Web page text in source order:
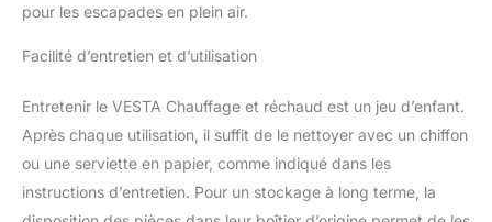
d'être une catastrophe
pour les escapades en plein air.
Facilité d’entretien et d’utilisation
Entretenir le VESTA Chauffage et réchaud est un jeu d’enfant.
Après chaque utilisation, il suffit de le nettoyer avec un chiffon
ou une serviette en papier, comme indiqué dans les
instructions d’entretien. Pour un stockage à long terme, la